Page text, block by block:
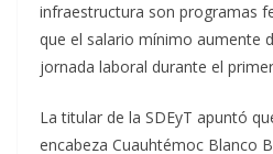
infraestructura son programas
que el salario mínimo aumente
jornada laboral durante el
La titular de la SDEyT apuntó
encabeza Cuauhtémoc Blanco